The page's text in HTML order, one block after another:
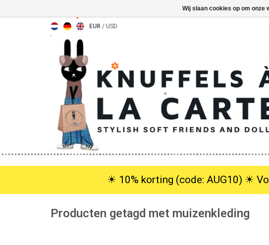
EUR / USD
☀︎ 10% korting (code: AUG10) ☀︎ Voor
Producten getagd met muizenkleding
Wij slaan cookies op om onze